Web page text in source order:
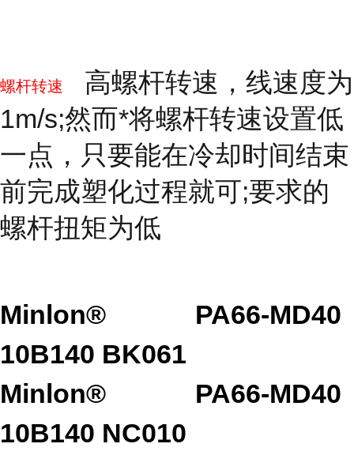
螺杆转速
高螺杆转速，线速度为
1m/s;然而*将螺杆转速设置低
一点，只要能在冷却时间结束
前完成塑化过程就可;要求的
螺杆扭矩为低
Minlon®
10B140 BK061
PA66-MD40
Minlon®
10B140 NC010
PA66-MD40